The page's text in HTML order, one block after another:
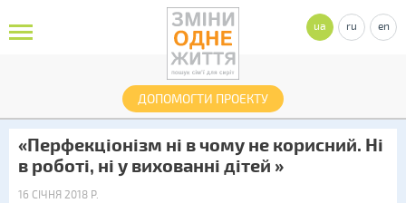
ДОПОМОГТИ ПРОЕКТУ
ua ru en
«Перфекціонізм ні в чому не корисний. Ні
в роботі, ні у вихованні дітей »
16 СІЧНЯ 2018 Р.